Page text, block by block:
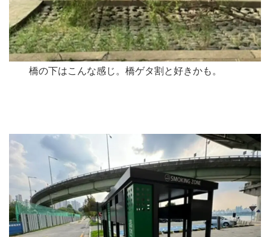
橋の下はこんな感じ。橋ゲタ割と好きかも。